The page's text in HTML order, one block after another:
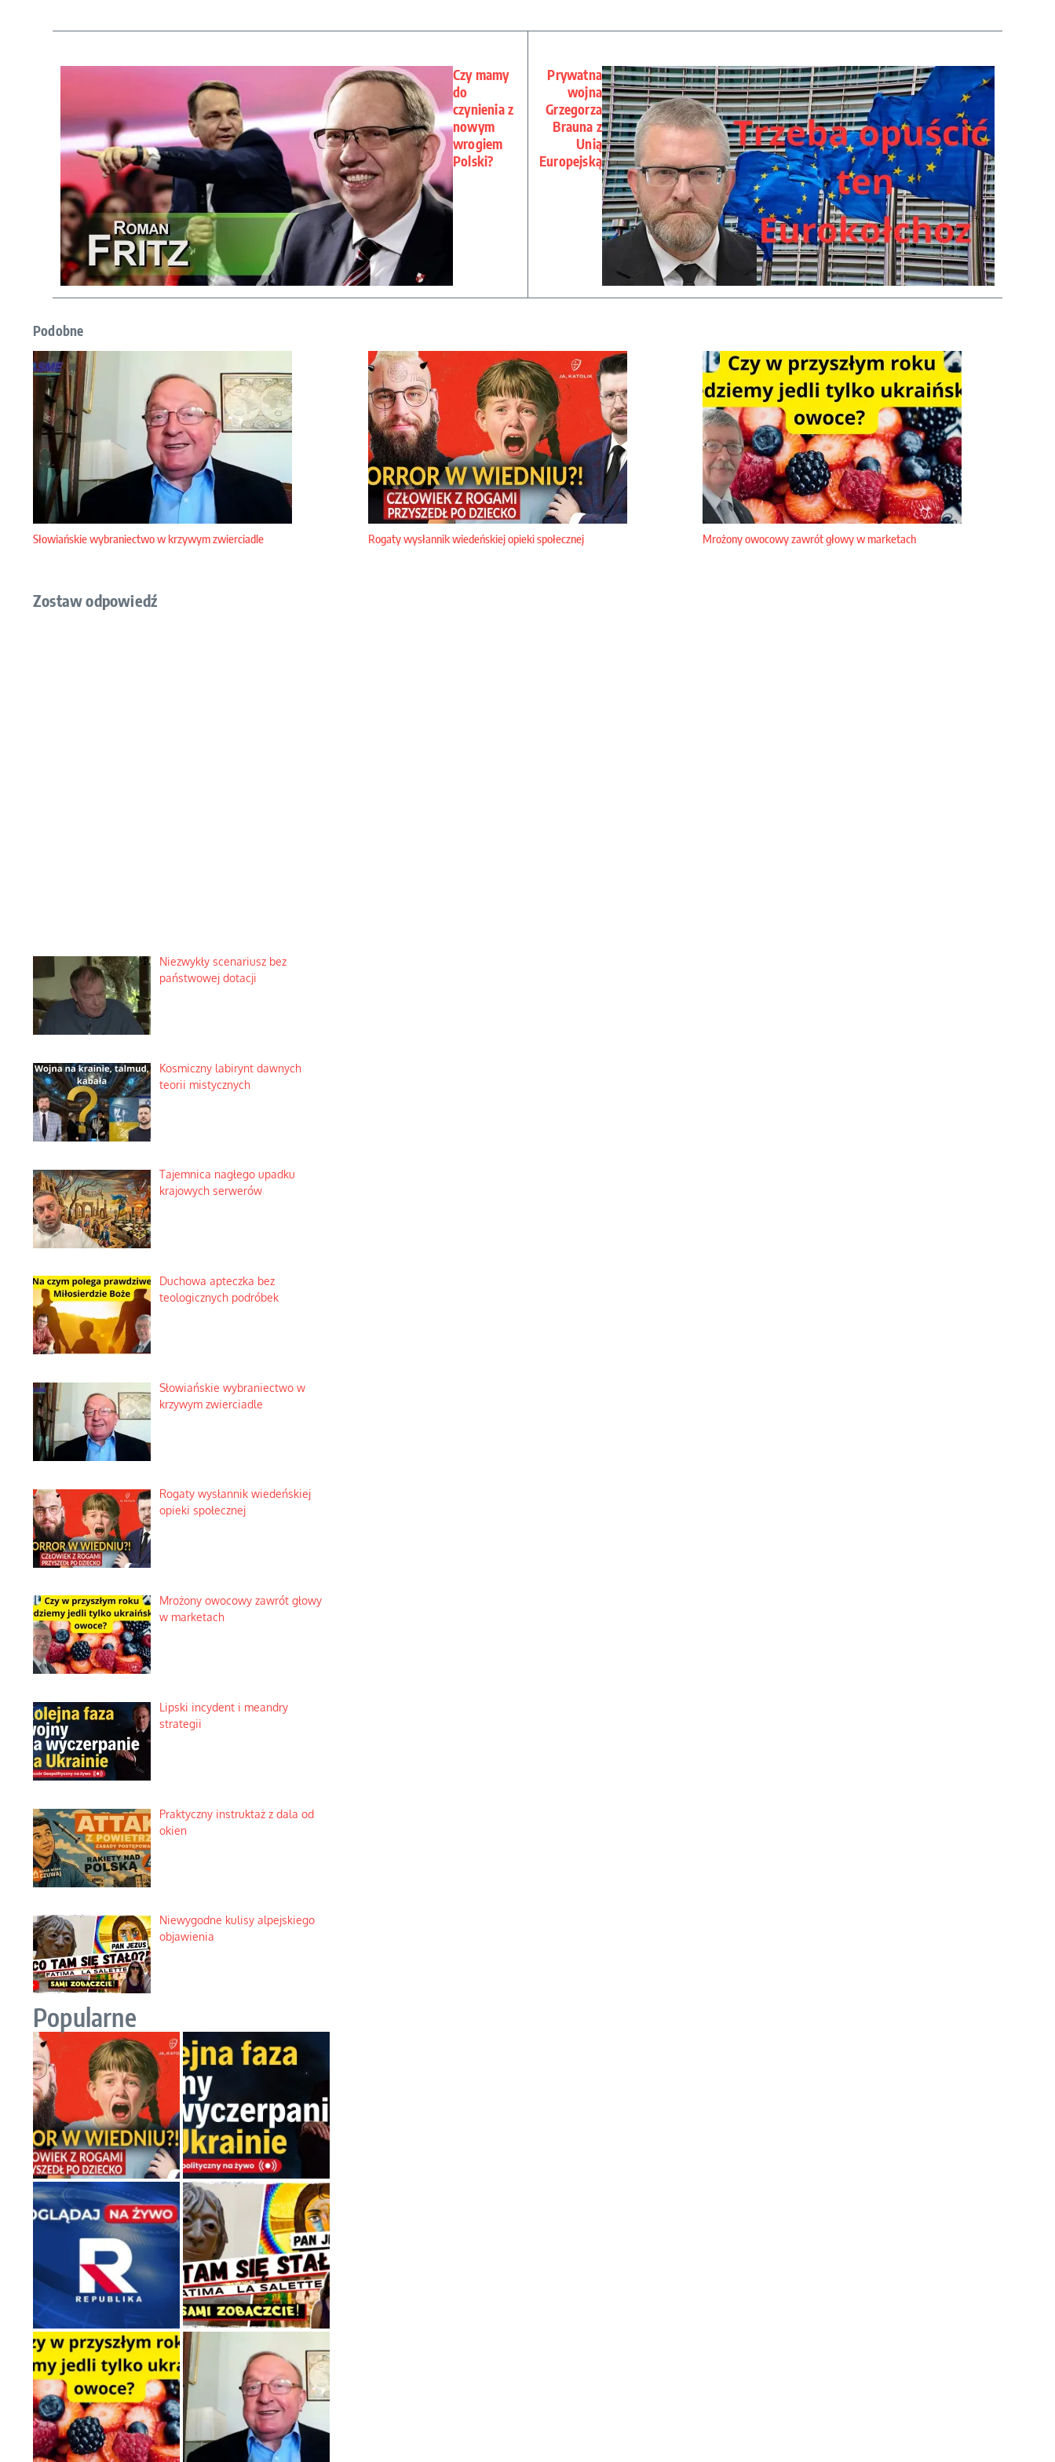
Czy mamy
do
czynienia z
nowym
wrogiem
Polski?
Prywatna
wojna
Grzegorza
Brauna z
Unią
Europejską
Podobne
Słowiańskie wybraniectwo w krzywym zwierciadle Rogaty wysłannik wiedeńskiej opieki społecznej Mrożony owocowy zawrót głowy w marketach
Zostaw odpowiedź
Niezwykły scenariusz bez
państwowej dotacji
Kosmiczny labirynt dawnych
teorii mistycznych
Tajemnica nagłego upadku
krajowych serwerów
Duchowa apteczka bez
teologicznych podróbek
Słowiańskie wybraniectwo w
krzywym zwierciadle
Rogaty wysłannik wiedeńskiej
opieki społecznej
Mrożony owocowy zawrót głowy
w marketach
Lipski incydent i meandry
strategii
Praktyczny instruktaż z dala od
okien
Niewygodne kulisy alpejskiego
objawienia
Popularne